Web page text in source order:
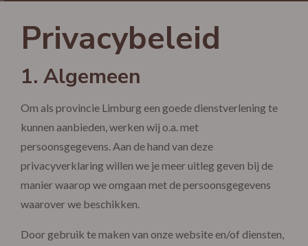
Privacybeleid
1. Algemeen
Om als provincie Limburg een goede dienstverlening te
kunnen aanbieden, werken wij o.a. met
persoonsgegevens. Aan de hand van deze
privacyverklaring willen we je meer uitleg geven bij de
manier waarop we omgaan met de persoonsgegevens
waarover we beschikken.
Door gebruik te maken van onze website en/of diensten,